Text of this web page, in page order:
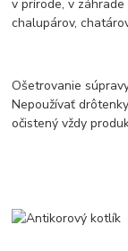
v prírode, v
chalupárov,
Ošetrovanie
Nepoužívať
očistený vždy